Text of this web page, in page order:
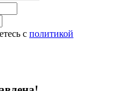
с политикой